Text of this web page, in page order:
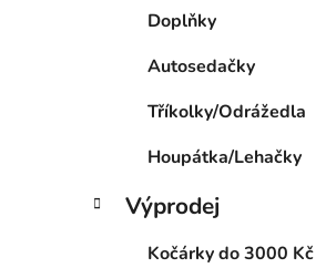
Doplňky
Autosedačky
Tříkolky/Odrážedla
Houpátka/Lehačky
Výprodej
Kočárky do 3000 Kč